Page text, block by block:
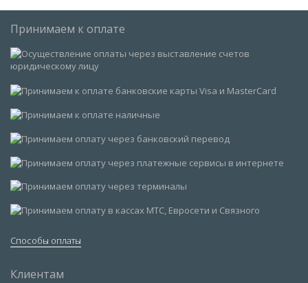
Принимаем к оплате
Способы оплаты
Клиентам